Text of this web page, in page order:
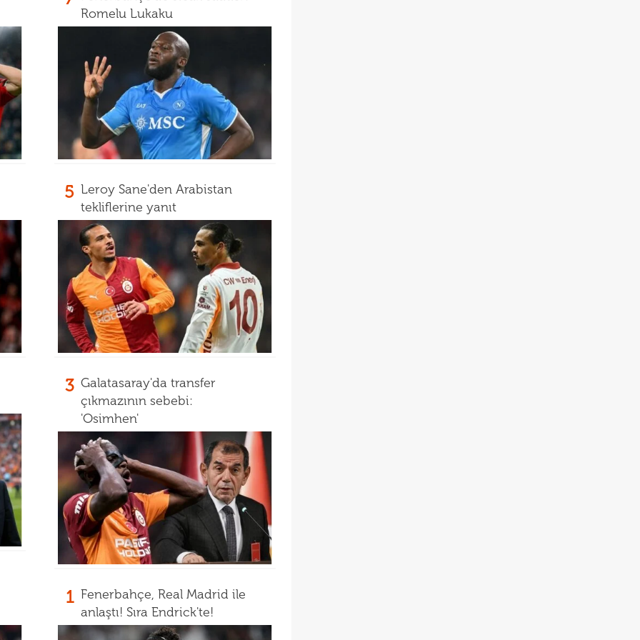
Romelu Lukaku
5 Leroy Sane'den Arabistan
tekliflerine yanıt
3 Galatasaray'da transfer
çıkmazının sebebi:
'Osimhen'
1 Fenerbahçe, Real Madrid ile
anlaştı! Sıra Endrick'te!